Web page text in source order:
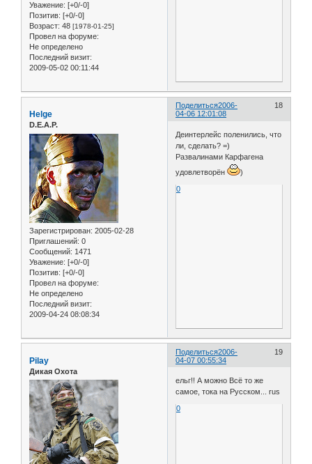
Уважение: [+0/-0]
Позитив: [+0/-0]
Возраст: 48 [1978-01-25]
Провел на форуме:
Не определено
Последний визит:
2009-05-02 00:11:44
Поделиться 18
2006-
04-06 12:01:08
Helge
D.E.A.P.
Зарегистрирован: 2005-02-28
Приглашений: 0
Сообщений: 1471
Уважение: [+0/-0]
Позитив: [+0/-0]
Провел на форуме:
Не определено
Последний визит:
2009-04-24 08:08:34
Деинтерлейс поленились, что
ли, сделать? =)
Развалинами Карфагена
удовлетворён
)
0
Поделиться 19
2006-
04-07 00:55:34
Pilay
Дикая Охота
ельг!! А можно Всё то же
самое, тока на Русском... rus
0